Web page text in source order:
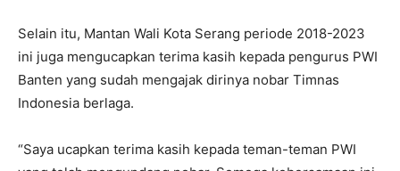
Selain itu, Mantan Wali Kota Serang periode 2018-2023
ini juga mengucapkan terima kasih kepada pengurus PWI
Banten yang sudah mengajak dirinya nobar Timnas
Indonesia berlaga.
“Saya ucapkan terima kasih kepada teman-teman PWI